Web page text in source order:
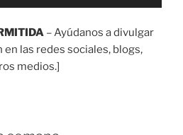
– Ayúdanos a divulgar
las redes sociales, blogs,
medios.]